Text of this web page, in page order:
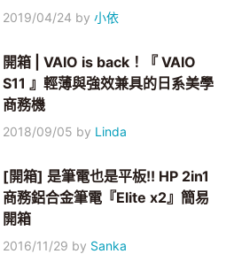
2019/04/24 by小依
開箱 | VAIO is back！『 VAIO
S11 』輕薄與強效兼具的日系美學
商務機
2018/09/05 by Linda
[開箱] 是筆電也是平板!! HP 2in1
商務鋁合金筆電『Elite x2』簡易
開箱
2016/11/29 by Sanka